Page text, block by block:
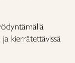
kierrätettävissä